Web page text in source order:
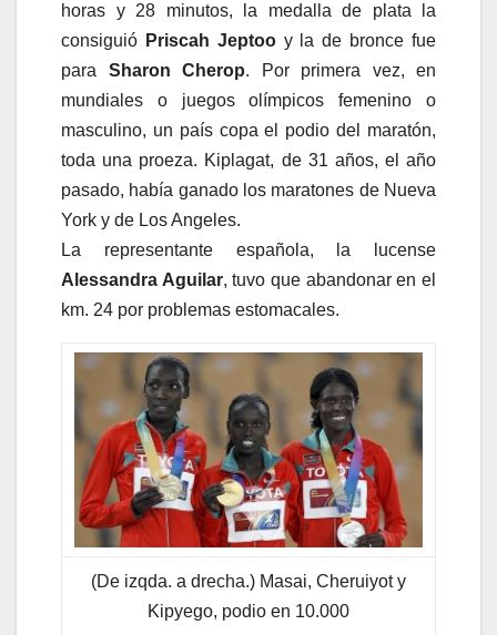
horas y 28 minutos, la medalla de plata la
consiguió Priscah Jeptoo y la de bronce fue
para Sharon Cherop. Por primera vez, en
mundiales o juegos olímpicos femenino o
masculino, un país copa el podio del maratón,
toda una proeza. Kiplagat, de 31 años, el año
pasado, había ganado los maratones de Nueva
York y de Los Angeles.
La representante española, la lucense
Alessandra Aguilar, tuvo que abandonar en el
km. 24 por problemas estomacales.
(De izqda. a drecha.) Masai, Cheruiyot y
Kipyego, podio en 10.000